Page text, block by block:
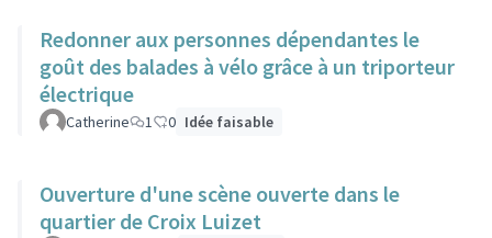
Redonner aux personnes dépendantes le
goût des balades à vélo grâce à un triporteur
électrique
Catherine 1 0 Idée faisable
Ouverture d'une scène ouverte dans le
quartier de Croix Luizet